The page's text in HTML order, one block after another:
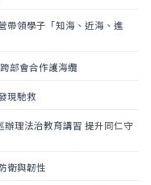
帶領學子「知海、近海、進
部會合作護海纜
現馳救
辦理法治教育講習 提升同仁守
衛與韌性